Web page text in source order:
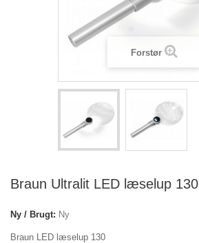
Forstør
Braun Ultralit LED læselup 130
Ny / Brugt: Ny
Braun LED læselup 130